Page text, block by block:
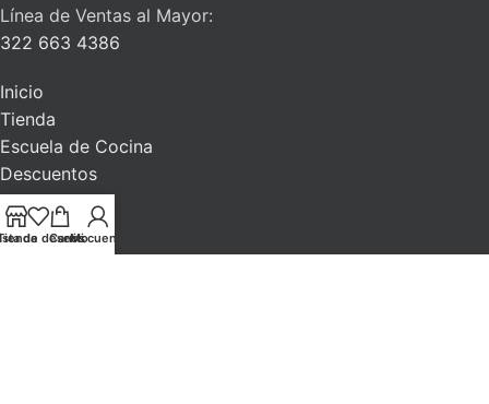
Línea de Ventas al Mayor:
322 663 4386
Inicio
Tienda
Escuela de Cocina
Descuentos
Blog
Contacto
de deseos
CarritoMi cuenta